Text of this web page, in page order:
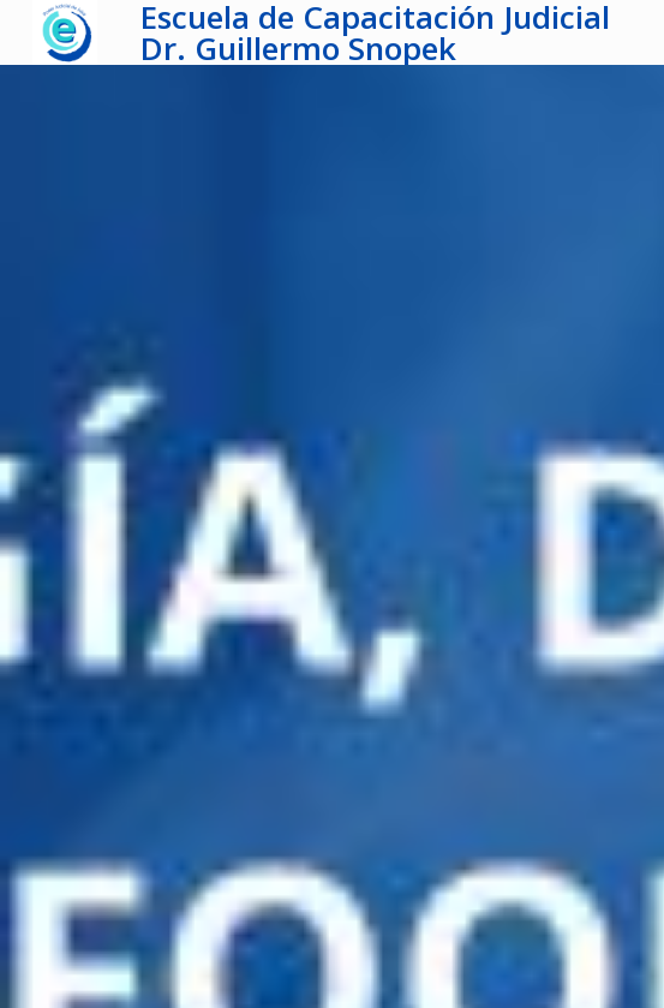
Escuela de Capacitación Judicial
Dr. Guillermo Snopek